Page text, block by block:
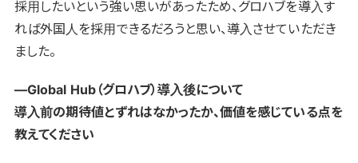
採用したいという強い思いがあったため、グロハブを導入す
れば外国人を採用できるだろうと思い、導入させていただき
ました。
―Global Hub（グロハブ）導入後について
導入前の期待値とずれはなかったか、価値を感じている点を
教えてください